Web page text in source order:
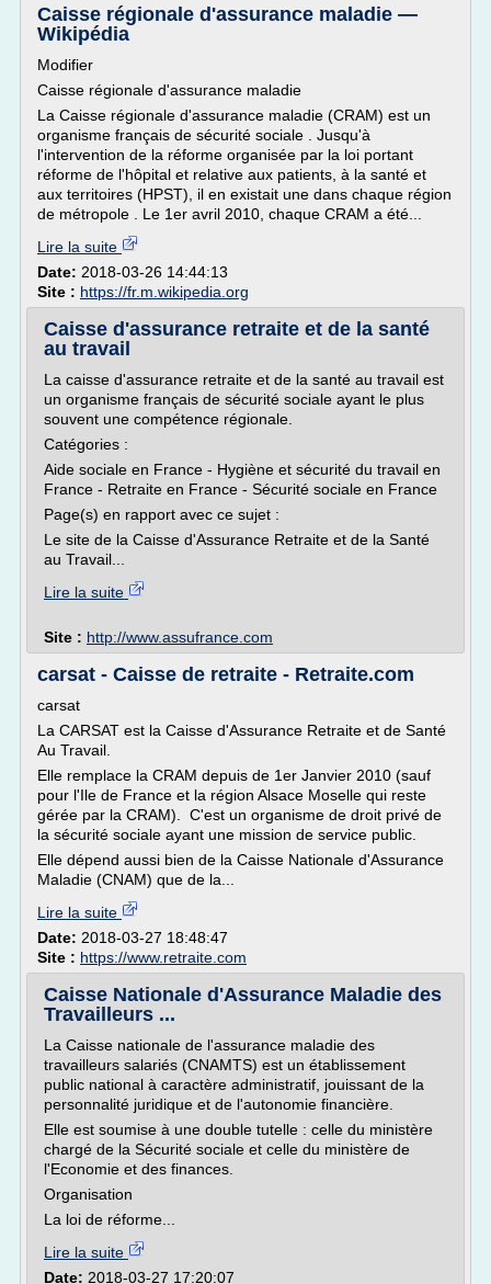
Caisse régionale d'assurance maladie —
Wikipédia
Modifier
Caisse régionale d'assurance maladie
La Caisse régionale d'assurance maladie (CRAM) est un
organisme français de sécurité sociale . Jusqu'à
l'intervention de la réforme organisée par la loi portant
réforme de l'hôpital et relative aux patients, à la santé et
aux territoires (HPST), il en existait une dans chaque région
de métropole . Le 1er avril 2010, chaque CRAM a été...
Lire la suite
Date: 2018-03-26 14:44:13
Site : https://fr.m.wikipedia.org
Caisse d'assurance retraite et de la santé
au travail
La caisse d'assurance retraite et de la santé au travail est
un organisme français de sécurité sociale ayant le plus
souvent une compétence régionale.
Catégories :
Aide sociale en France - Hygiène et sécurité du travail en
France - Retraite en France - Sécurité sociale en France
Page(s) en rapport avec ce sujet :
Le site de la Caisse d'Assurance Retraite et de la Santé
au Travail...
Lire la suite
Site : http://www.assufrance.com
carsat - Caisse de retraite - Retraite.com
carsat
La CARSAT est la Caisse d'Assurance Retraite et de Santé
Au Travail.
Elle remplace la CRAM depuis de 1er Janvier 2010 (sauf
pour l'Ile de France et la région Alsace Moselle qui reste
gérée par la CRAM). C'est un organisme de droit privé de
la sécurité sociale ayant une mission de service public.
Elle dépend aussi bien de la Caisse Nationale d'Assurance
Maladie (CNAM) que de la...
Lire la suite
Date: 2018-03-27 18:48:47
Site : https://www.retraite.com
Caisse Nationale d'Assurance Maladie des
Travailleurs ...
La Caisse nationale de l'assurance maladie des
travailleurs salariés (CNAMTS) est un établissement
public national à caractère administratif, jouissant de la
personnalité juridique et de l'autonomie financière.
Elle est soumise à une double tutelle : celle du ministère
chargé de la Sécurité sociale et celle du ministère de
l'Economie et des finances.
Organisation
La loi de réforme...
Lire la suite
Date: 2018-03-27 17:20:07